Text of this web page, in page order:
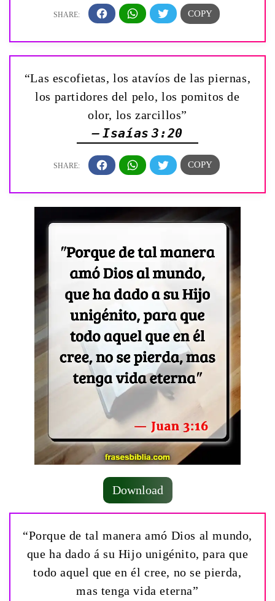
“Las escofietas, los atavíos de las piernas,
los partidores del pelo, los pomitos de
olor, los zarcillos”
— Isaías 3:20
Download
“Porque de tal manera amó Dios al mundo,
que ha dado á su Hijo unigénito, para que
todo aquel que en él cree, no se pierda,
mas tenga vida eterna”